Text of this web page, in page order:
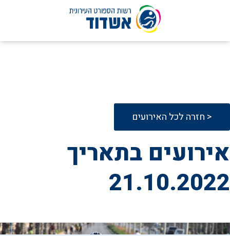
דלג
< חזרה לכל האירועים
אירועים בתאריך
21.10.2022
21 אוקטובר